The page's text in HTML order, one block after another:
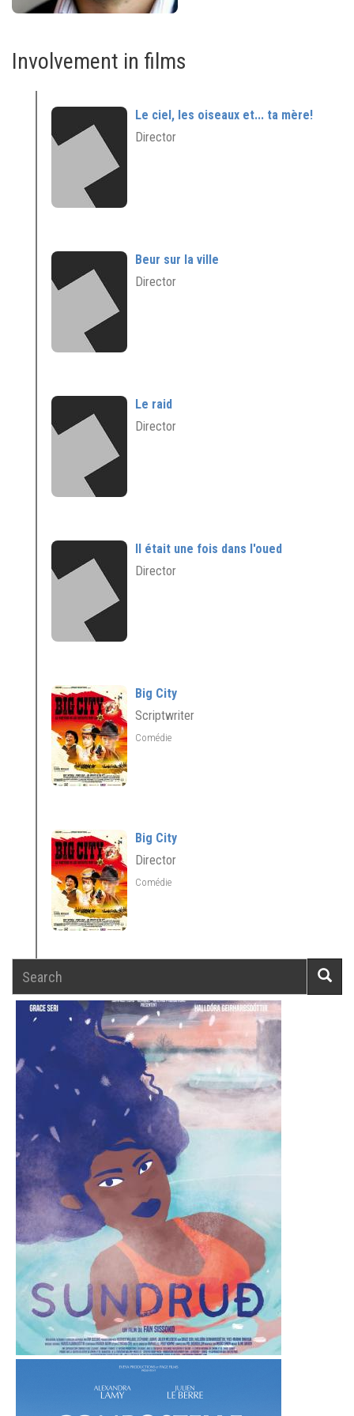
Involvement in films
Le ciel, les oiseaux et... ta mère!
Director
Beur sur la ville
Director
Le raid
Director
Il était une fois dans l'oued
Director
Big City
Scriptwriter
Comédie
Big City
Director
Comédie